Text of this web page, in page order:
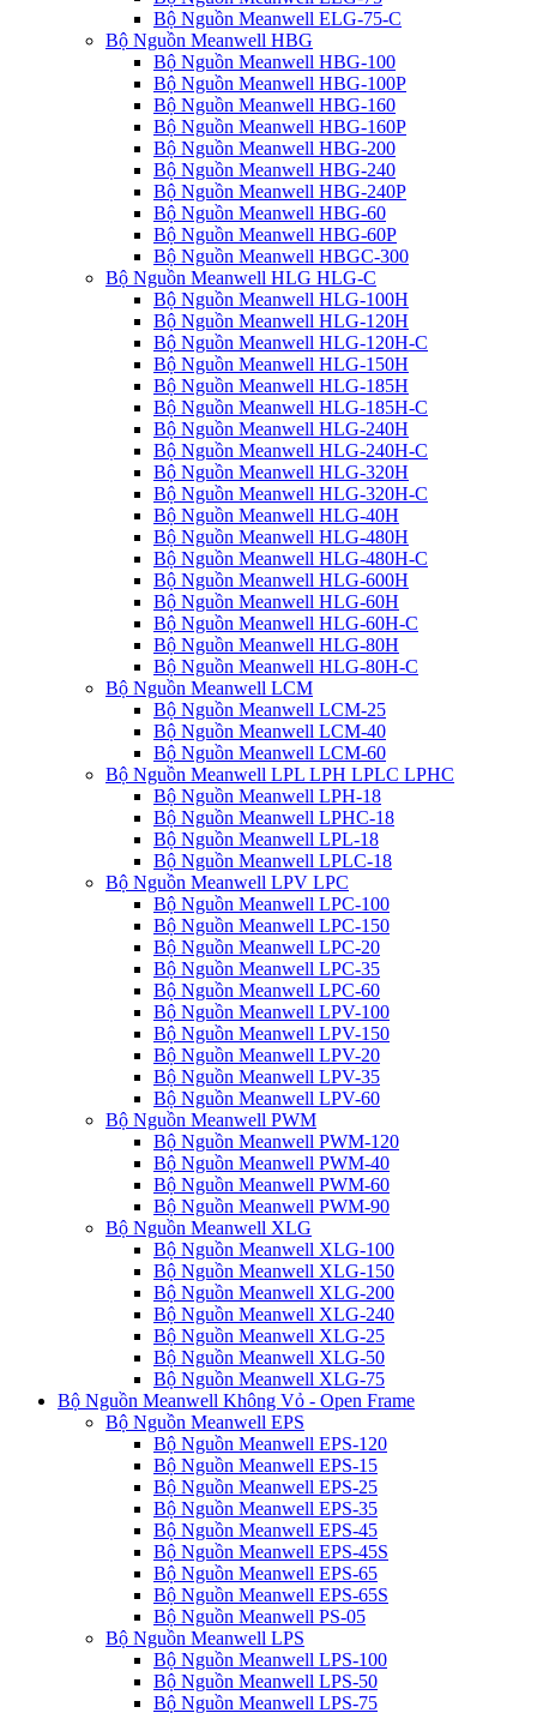
Bộ Nguồn Meanwell ELG-75-C
Bộ Nguồn Meanwell HBG
Bộ Nguồn Meanwell HBG-100
Bộ Nguồn Meanwell HBG-100P
Bộ Nguồn Meanwell HBG-160
Bộ Nguồn Meanwell HBG-160P
Bộ Nguồn Meanwell HBG-200
Bộ Nguồn Meanwell HBG-240
Bộ Nguồn Meanwell HBG-240P
Bộ Nguồn Meanwell HBG-60
Bộ Nguồn Meanwell HBG-60P
Bộ Nguồn Meanwell HBGC-300
Bộ Nguồn Meanwell HLG HLG-C
Bộ Nguồn Meanwell HLG-100H
Bộ Nguồn Meanwell HLG-120H
Bộ Nguồn Meanwell HLG-120H-C
Bộ Nguồn Meanwell HLG-150H
Bộ Nguồn Meanwell HLG-185H
Bộ Nguồn Meanwell HLG-185H-C
Bộ Nguồn Meanwell HLG-240H
Bộ Nguồn Meanwell HLG-240H-C
Bộ Nguồn Meanwell HLG-320H
Bộ Nguồn Meanwell HLG-320H-C
Bộ Nguồn Meanwell HLG-40H
Bộ Nguồn Meanwell HLG-480H
Bộ Nguồn Meanwell HLG-480H-C
Bộ Nguồn Meanwell HLG-600H
Bộ Nguồn Meanwell HLG-60H
Bộ Nguồn Meanwell HLG-60H-C
Bộ Nguồn Meanwell HLG-80H
Bộ Nguồn Meanwell HLG-80H-C
Bộ Nguồn Meanwell LCM
Bộ Nguồn Meanwell LCM-25
Bộ Nguồn Meanwell LCM-40
Bộ Nguồn Meanwell LCM-60
Bộ Nguồn Meanwell LPL LPH LPLC LPHC
Bộ Nguồn Meanwell LPH-18
Bộ Nguồn Meanwell LPHC-18
Bộ Nguồn Meanwell LPL-18
Bộ Nguồn Meanwell LPLC-18
Bộ Nguồn Meanwell LPV LPC
Bộ Nguồn Meanwell LPC-100
Bộ Nguồn Meanwell LPC-150
Bộ Nguồn Meanwell LPC-20
Bộ Nguồn Meanwell LPC-35
Bộ Nguồn Meanwell LPC-60
Bộ Nguồn Meanwell LPV-100
Bộ Nguồn Meanwell LPV-150
Bộ Nguồn Meanwell LPV-20
Bộ Nguồn Meanwell LPV-35
Bộ Nguồn Meanwell LPV-60
Bộ Nguồn Meanwell PWM
Bộ Nguồn Meanwell PWM-120
Bộ Nguồn Meanwell PWM-40
Bộ Nguồn Meanwell PWM-60
Bộ Nguồn Meanwell PWM-90
Bộ Nguồn Meanwell XLG
Bộ Nguồn Meanwell XLG-100
Bộ Nguồn Meanwell XLG-150
Bộ Nguồn Meanwell XLG-200
Bộ Nguồn Meanwell XLG-240
Bộ Nguồn Meanwell XLG-25
Bộ Nguồn Meanwell XLG-50
Bộ Nguồn Meanwell XLG-75
Bộ Nguồn Meanwell Không Vỏ - Open Frame
Bộ Nguồn Meanwell EPS
Bộ Nguồn Meanwell EPS-120
Bộ Nguồn Meanwell EPS-15
Bộ Nguồn Meanwell EPS-25
Bộ Nguồn Meanwell EPS-35
Bộ Nguồn Meanwell EPS-45
Bộ Nguồn Meanwell EPS-45S
Bộ Nguồn Meanwell EPS-65
Bộ Nguồn Meanwell EPS-65S
Bộ Nguồn Meanwell PS-05
Bộ Nguồn Meanwell LPS
Bộ Nguồn Meanwell LPS-100
Bộ Nguồn Meanwell LPS-50
Bộ Nguồn Meanwell LPS-75